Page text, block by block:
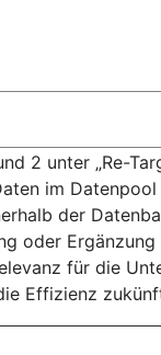
2 unter „Re-
im
der
oder
für die
Effizienz